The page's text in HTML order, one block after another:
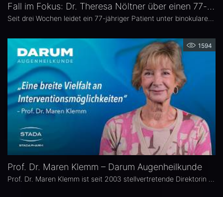
Fall im Fokus: Dr. Theresa Nöltner über einen 77-jährigen Patienten mit binokularen Doppelbildern
1594
Prof. Dr. Maren Klemm – Darum Augenheilkunde
Prof. Dr. Maren Klemm ist seit 2003 stellvertretende Direktorin der Universitäts-Augenklinik Hamburg Eppendorf und leitet dort den Bereich Glaukom. Ihr Schwerpunkt liegt auf der Chirurgie des gesamten vorderen Augenabschnittes, insbesondere der Glaukom-, refraktiven und Hornhaut-Chirurgie.